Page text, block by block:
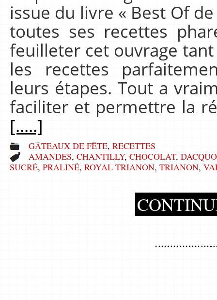
issue du livre « Best Of
toutes ses recettes
feuilleter cet ouvrage
les recettes
leurs étapes. Tout a
faciliter et permettre la
[.....]
GÂTEAUX DE FÊTE, RECETTES
AMANDES, CHANTILLY, CHOCOLAT,
SUCRÉ, PRALINÉ, ROYAL TRIANON, TRIANON,